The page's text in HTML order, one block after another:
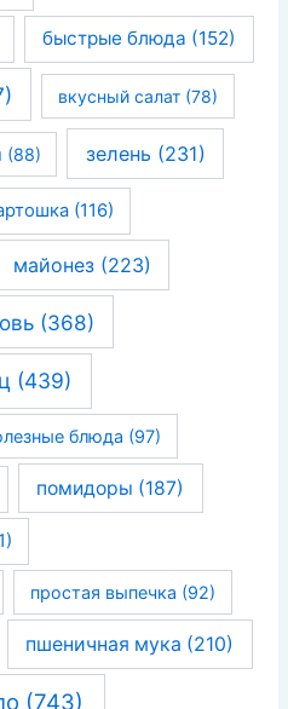
быстрые блюда (152)
вкусный салат (78)
(88) зелень (231)
(116)
майонез(223)
(368)
(439)
блюда (97)
помидоры (187)
простая выпечка (92)
пшеничная мука (210)
(743)